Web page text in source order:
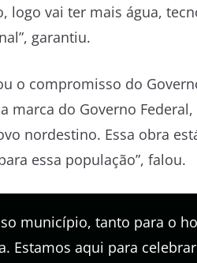
logo vai ter mais água,
garantiu.
o compromisso do
marca do Governo
nordestino. Essa obra
essa população”, falou.
município, tanto para o
Estamos aqui para